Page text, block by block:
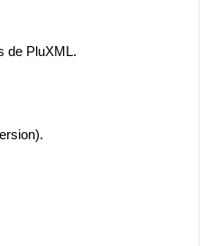
de PluXML.